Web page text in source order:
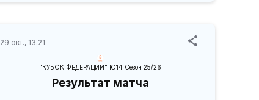
29 окт., 13:21
"КУБОК ФЕДЕРАЦИИ" Ю14 Сезон 25/26
Результат матча